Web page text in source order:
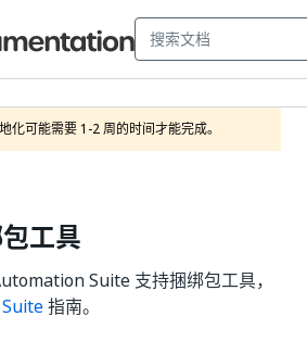
化可能需要 1-2 周的时间才能完成。
工具
Suite 支持捆绑包工具，
指南。